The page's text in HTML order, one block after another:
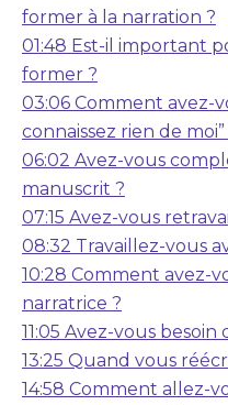
former à la narration ?
01:48 Est-il important
former ?
03:06 Comment avez-
connaissez rien de moi”
06:02 Avez-vous
manuscrit ?
07:15 Avez-vous
08:32 Travaillez-vous
10:28 Comment avez-
narratrice ?
11:05 Avez-vous
13:25 Quand vous
14:58 Comment allez-